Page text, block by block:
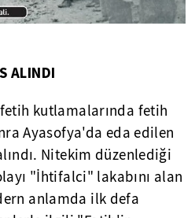
ALINDI
kutlamalarında fetih
Ayasofya'da eda edilen
Nitekim düzenlediği
"İhtifalci" lakabını alan
anlamda ilk defa